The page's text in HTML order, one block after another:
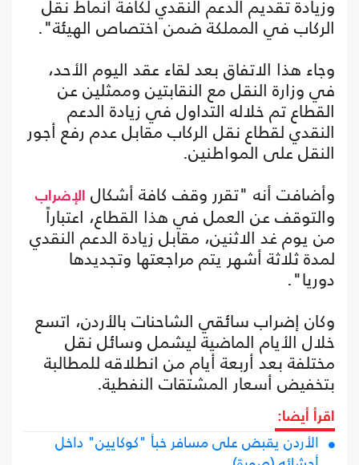
وزيادة تقديم الدعم النقدي لكافة أنماط نقل
الركاب في المملكة ضمن اختصاص الهيئة".
وجاء هذا الاتفاق بعد لقاء عقد اليوم الأحد،
في وزارة النقل مع النقابتين وممثلين عن
القطاع تم خلاله التداول في زيادة الدعم
النقدي لقطاع نقل الركاب مقابل عدم رفع أجور
النقل على المواطنين.
وأضافت أنه "تقرر وقف كافة أشكال
الإضراب
والتوقف عن العمل في هذا القطاع، اعتباراً
من يوم غد الاثنين، مقابل زيادة الدعم النقدي
لمدة ثلاثة أشهر يتم مراجعتها وتجديدها
دوريا".
وكان إضراب سائقي الشاحنات بالأردن، اتسع
خلال الأيام الماضية ليشمل وسائل نقل
مختلفة بعد أربعة أيام من انطلاقه للمطالبة
بتخفيض أسعار المشتقات النفطية.
اقرأ أيضا:
الأردن يقبض على مسافر خبأ "كوكايين" داخل